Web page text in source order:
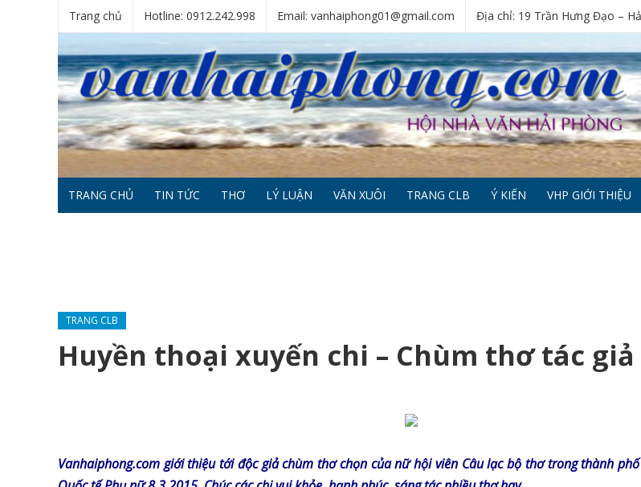
Trang chủ Hotline: 0912.242.998 Email: vanhaiphong01@gmail.com Địa chỉ: 19 Trần Hưng Đạo –
TRANG CHỦ TIN TỨC THƠ LÝ LUẬN VĂN XUÔI TRANG CLB Ý KIẾN VHP GIỚI THIỆU
TRANG CLB
Huyền thoại xuyến chi – Chùm thơ tác
Vanhaiphong.com giới thiệu tới độc giả chùm thơ chọn của nữ hội viên Câu lạc bộ thơ trong thành